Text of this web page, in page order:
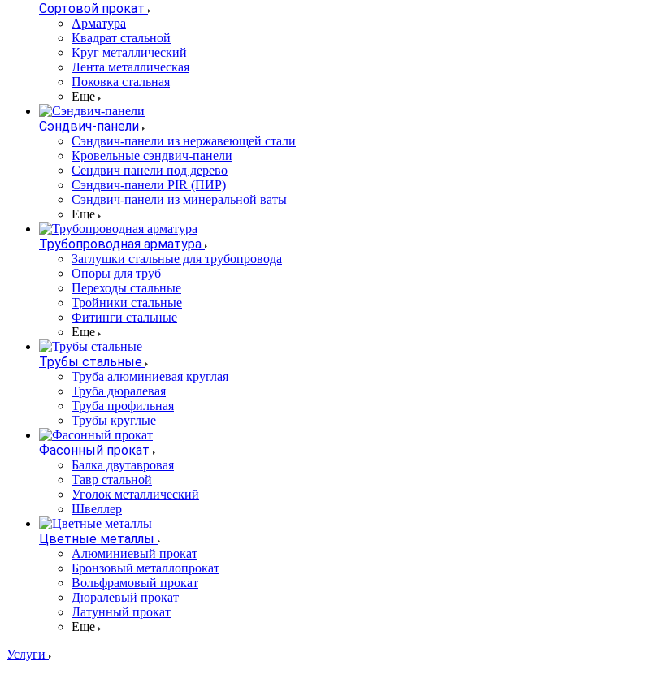
Сортовой прокат
Арматура
Квадрат стальной
Круг металлический
Лента металлическая
Поковка стальная
Еще
Сэндвич-панели
Cэндвич-панели из нержавеющей стали
Кровельные сэндвич-панели
Сендвич панели под дерево
Сэндвич-панели PIR (ПИР)
Сэндвич-панели из минеральной ваты
Еще
Трубопроводная арматура
Заглушки стальные для трубопровода
Опоры для труб
Переходы стальные
Тройники стальные
Фитинги стальные
Еще
Трубы стальные
Труба алюминиевая круглая
Труба дюралевая
Труба профильная
Трубы круглые
Фасонный прокат
Балка двутавровая
Тавр стальной
Уголок металлический
Швеллер
Цветные металлы
Алюминиевый прокат
Бронзовый металлопрокат
Вольфрамовый прокат
Дюралевый прокат
Латунный прокат
Еще
Услуги